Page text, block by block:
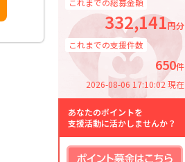
これまでの総募金額
332,141円分
これまでの支援件数
650件
2026-08-06 17:10:02 現在
あなたのポイントを
支援活動に活かしませんか？